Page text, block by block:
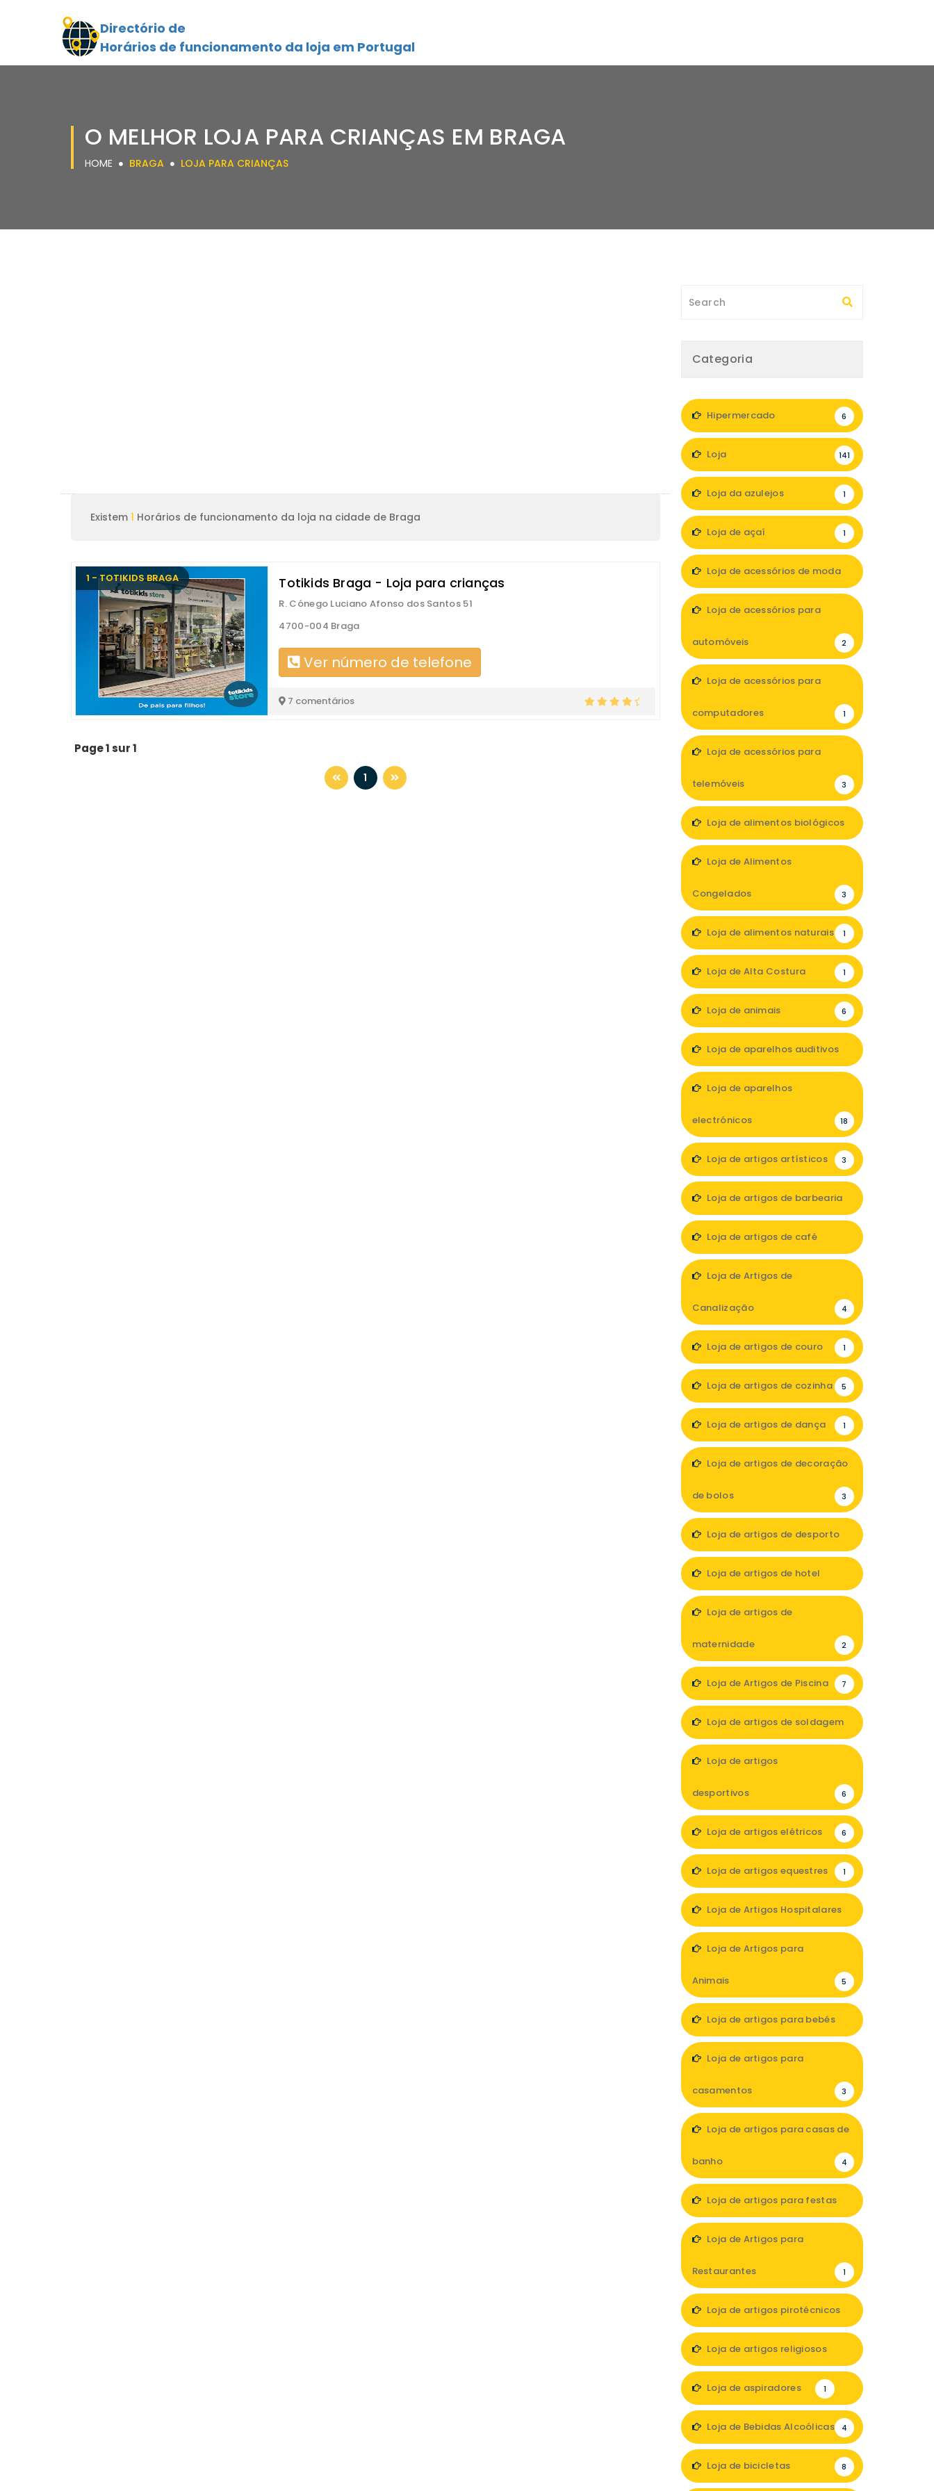
Directório de
Horários de funcionamento da loja em Portugal
O MELHOR LOJA PARA CRIANÇAS EM BRAGA
HOME BRAGA LOJA PARA CRIANÇAS
Existem 1 Horários de funcionamento da loja na cidade de Braga
1 - TOTIKIDS BRAGA Totikids Braga - Loja para crianças
R. Cónego Luciano Afonso dos Santos 51
4700-004 Braga
Ver número de telefone
7 comentários
Page 1 sur 1
1
Categoria
Hipermercado 6
Loja 141
Loja da azulejos 1
Loja de açaí 1
Loja de acessórios de moda
Loja de acessórios para
automóveis 2
Loja de acessórios para
computadores 1
Loja de acessórios para
telemóveis 3
Loja de alimentos biológicos
Loja de Alimentos
Congelados 3
Loja de alimentos naturais 1
Loja de Alta Costura 1
Loja de animais 6
Loja de aparelhos auditivos
Loja de aparelhos
electrónicos 18
Loja de artigos artísticos 3
Loja de artigos de barbearia
Loja de artigos de café
Loja de Artigos de
Canalização 4
Loja de artigos de couro 1
Loja de artigos de cozinha 5
Loja de artigos de dança 1
Loja de artigos de decoração
de bolos 3
Loja de artigos de desporto
Loja de artigos de hotel
Loja de artigos de
maternidade 2
Loja de Artigos de Piscina 7
Loja de artigos de soldagem
Loja de artigos
desportivos 6
Loja de artigos elétricos 6
Loja de artigos equestres 1
Loja de Artigos Hospitalares
Loja de Artigos para
Animais 5
Loja de artigos para bebés
Loja de artigos para
casamentos 3
Loja de artigos para casas de
banho 4
Loja de artigos para festas
Loja de Artigos para
Restaurantes 1
Loja de artigos pirotécnicos
Loja de artigos religiosos
Loja de aspiradores 1
Loja de Bebidas Alcoólicas 4
Loja de bicicletas 8